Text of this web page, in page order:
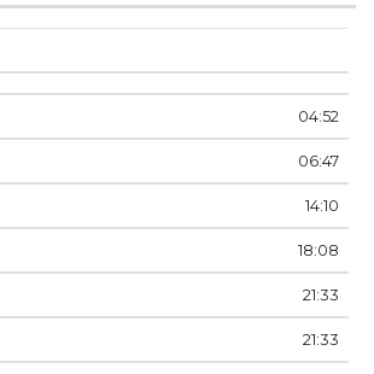
04:52
06:47
14:10
18:08
21:33
21:33